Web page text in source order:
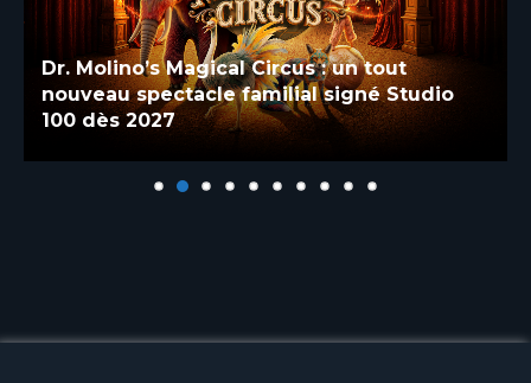
Dr. Molino’s Magical Circus : un tout
nouveau spectacle familial signé Studio
100 dès 2027